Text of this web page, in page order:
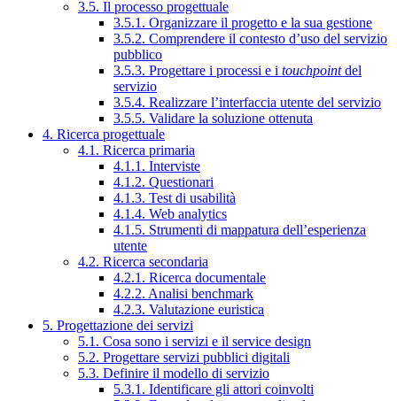
3.5. Il processo progettuale
3.5.1. Organizzare il progetto e la sua gestione
3.5.2. Comprendere il contesto d’uso del servizio
pubblico
3.5.3. Progettare i processi e i touchpointdel
servizio
3.5.4. Realizzare l’interfaccia utente del servizio
3.5.5. Validare la soluzione ottenuta
4. Ricerca progettuale
4.1. Ricerca primaria
4.1.1. Interviste
4.1.2. Questionari
4.1.3. Test di usabilità
4.1.4. Web analytics
4.1.5. Strumenti di mappatura dell’esperienza
utente
4.2. Ricerca secondaria
4.2.1. Ricerca documentale
4.2.2. Analisi benchmark
4.2.3. Valutazione euristica
5. Progettazione dei servizi
5.1. Cosa sono i servizi e il service design
5.2. Progettare servizi pubblici digitali
5.3. Definire il modello di servizio
5.3.1. Identificare gli attori coinvolti